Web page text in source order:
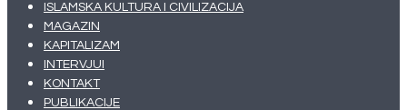
ISLAMSKA KULTURA I CIVILIZACIJA
MAGAZIN
KAPITALIZAM
INTERVJUI
KONTAKT
PUBLIKACIJE